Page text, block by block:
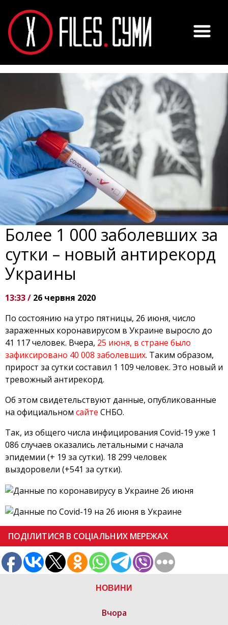
НОВИНИ
Вчора
Более 1 000 заболевших за
сутки – новый антирекорд
Украины
13:33 / 26 червня 2020
По состоянию на утро пятницы, 26 июня, число
зараженных коронавирусом в Украине выросло до
41 117 человек. Вчера, 25 июня, в стране было
зафиксировано 40 008 заболевших. Таким образом,
прирост за сутки составил 1 109 человек. Это новый и
тревожный антирекорд.
Об этом свидетельствуют данные, опубликованные
на официальном сайте СНБО.
Так, из общего числа инфицирования Covid-19 уже 1
086 случаев оказались летальными с начала
эпидемии (+ 19 за сутки). 18 299 человек
выздоровели (+541 за сутки).
ПОДІЛИТИСЯ В СОЦІАЛЬНИХ МЕРЕЖАХ